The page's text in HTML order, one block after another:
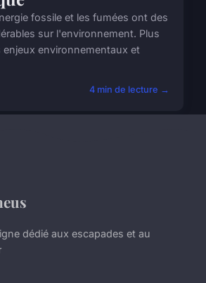
fossile et les fumées ont des
sur l'environnement. Plus
environnementaux et
4 min de lecture →
dédié aux escapades et au